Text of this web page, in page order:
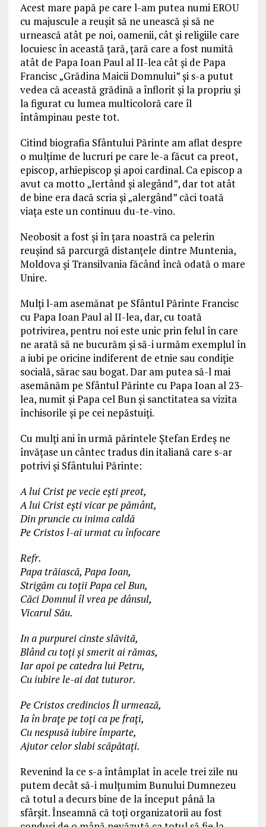
Acest mare papă pe care l-am putea numi EROU
cu majuscule a reușit să ne unească și să ne
urnească atât pe noi, oamenii, cât și religiile care
locuiesc în această țară, țară care a fost numită
atât de Papa Ioan Paul al II-lea cât și de Papa
Francisc „Grădina Maicii Domnului” și s-a putut
vedea că această grădină a înflorit și la propriu și
la figurat cu lumea multicoloră care îl
întâmpinau peste tot.
Citind biografia Sfântului Părinte am aflat despre
o mulțime de lucruri pe care le-a făcut ca preot,
episcop, arhiepiscop și apoi cardinal. Ca episcop a
avut ca motto „Iertând și alegând”, dar tot atât
de bine era dacă scria și „alergând” căci toată
viața este un continuu du-te-vino.
Neobosit a fost și în țara noastră ca pelerin
reușind să parcurgă distanțele dintre Muntenia,
Moldova și Transilvania făcând încă odată o mare
Unire.
Mulți l-am asemănat pe Sfântul Părinte Francisc
cu Papa Ioan Paul al II-lea, dar, cu toată
potrivirea, pentru noi este unic prin felul în care
ne arată să ne bucurăm și să-i urmăm exemplul în
a iubi pe oricine indiferent de etnie sau condiție
socială, sărac sau bogat. Dar am putea să-l mai
asemănăm pe Sfântul Părinte cu Papa Ioan al 23-
lea, numit și Papa cel Bun și sanctitatea sa vizita
închisorile și pe cei nepăstuiți.
Cu mulți ani în urmă părintele Ștefan Erdeș ne
învățase un cântec tradus din italiană care s-ar
potrivi și Sfântului Părinte:
A lui Crist pe vecie ești preot,
A lui Crist ești vicar pe pământ,
Din pruncie cu inima caldă
Pe Cristos l-ai urmat cu înfocare
Refr.
Papa trăiască, Papa Ioan,
Strigăm cu toții Papa cel Bun,
Căci Domnul îl vrea pe dânsul,
Vicarul Său.
In a purpurei cinste slăvită,
Blând cu toți și smerit ai rămas,
Iar apoi pe catedra lui Petru,
Cu iubire le-ai dat tuturor.
Pe Cristos credincios Îl urmează,
Ia în brațe pe toți ca pe frați,
Cu nespusă iubire împarte,
Ajutor celor slabi scăpătați.
Revenind la ce s-a întâmplat în acele trei zile nu
putem decât să-i mulțumim Bunului Dumnezeu
că totul a decurs bine de la început până la
sfârșit. Înseamnă că toți organizatorii au fost